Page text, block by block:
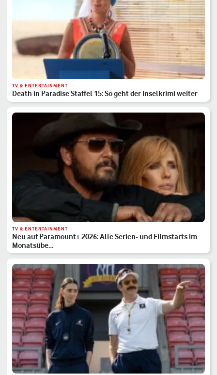
TV & ENTERTAINMENT
Death in Paradise Staffel 15: So geht der Inselkrimi weiter
TV & ENTERTAINMENT
Neu auf Paramount+ 2026: Alle Serien- und Filmstarts im
Monatsübe…